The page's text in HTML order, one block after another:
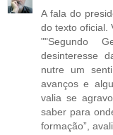
A fala do
do texto oficial.
""Segundo
desinteresse
nutre um
avanços e
valia se
saber para
formação”,